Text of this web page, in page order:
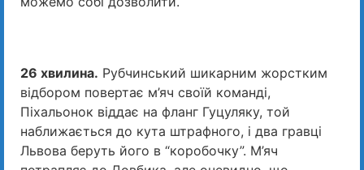
26 хвилина. Рубчинський шикарним жорстким
відбором повертає м’яч своїй команді,
Піхальонок віддає на фланг Гуцуляку, той
наближається до кута штрафного, і два гравці
Львова беруть його в “коробочку”. М’яч